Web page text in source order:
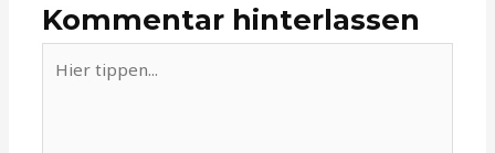
Kommentar hinterlassen
tippen...